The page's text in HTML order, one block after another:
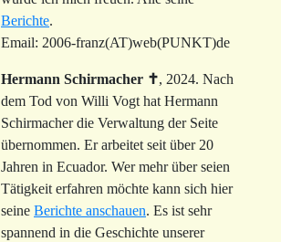
Berichte.
Email: 2006-franz(AT)web(PUNKT)de
Hermann Schirmacher ✝, 2024. Nach
dem Tod von Willi Vogt hat Hermann
Schirmacher die Verwaltung der Seite
übernommen. Er arbeitet seit über 20
Jahren in Ecuador. Wer mehr über seien
Tätigkeit erfahren möchte kann sich hier
seine Berichte anschauen. Es ist sehr
spannend in die Geschichte unserer